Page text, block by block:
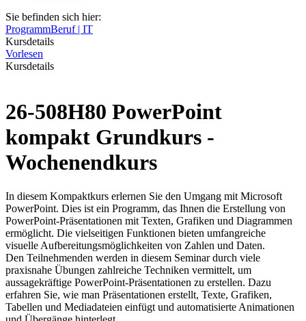
Sie befinden sich hier:
ProgrammBeruf | IT
Kursdetails
Vorlesen
Kursdetails
26-508H80 PowerPoint
kompakt Grundkurs -
Wochenendkurs
In diesem Kompaktkurs erlernen Sie den Umgang mit Microsoft
PowerPoint. Dies ist ein Programm, das Ihnen die Erstellung von
PowerPoint-Präsentationen mit Texten, Grafiken und Diagrammen
ermöglicht. Die vielseitigen Funktionen bieten umfangreiche
visuelle Aufbereitungsmöglichkeiten von Zahlen und Daten.
Den Teilnehmenden werden in diesem Seminar durch viele
praxisnahe Übungen zahlreiche Techniken vermittelt, um
aussagekräftige PowerPoint-Präsentationen zu erstellen. Dazu
erfahren Sie, wie man Präsentationen erstellt, Texte, Grafiken,
Tabellen und Mediadateien einfügt und automatisierte Animationen